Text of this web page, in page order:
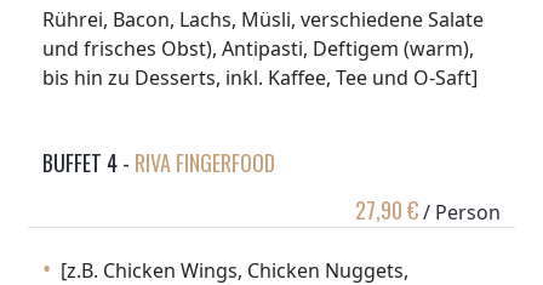
Rührei, Bacon, Lachs, Müsli, verschiedene Salate
und frisches Obst), Antipasti, Deftigem (warm),
bis hin zu Desserts, inkl. Kaffee, Tee und O-Saft]
BUFFET 4 - RIVA FINGERFOOD
27,90 €/ Person
[z.B. Chicken Wings, Chicken Nuggets,